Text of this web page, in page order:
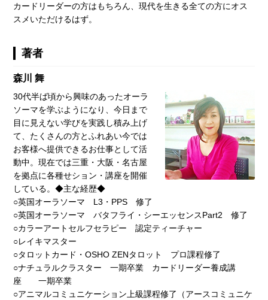
カードリーダーの方はもちろん、現代を生きる全ての方にオス
スメいただけるはず。
著者
森川 舞
30代半ば頃から興味のあったオーラ
ソーマを学ぶようになり、今日まで
目に見えない学びを実践し積み上げ
て、たくさんの方とふれあい今では
お客様へ提供できるお仕事として活
動中。現在では三重・大阪・名古屋
を拠点に各種せション・講座を開催
している。◆主な経歴◆
○英国オーラソーマ L3・PPS 修了
○英国オーラソーマ バタフライ・シーエッセンスPart2 修了
○カラーアートセルフセラピー 認定ティーチャー
○レイキマスター
○タロットカード・OSHO ZENタロット プロ課程修了
○ナチュラルクラスター 一期卒業 カードリーダー養成講
座 一期卒業
○アニマルコミュニケーション上級課程修了（アースコミュニケ